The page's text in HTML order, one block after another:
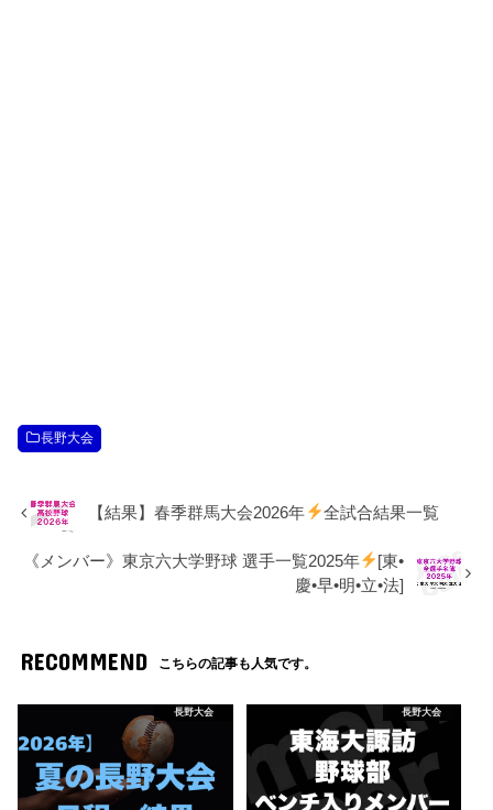
長野大会
【結果】春季群馬大会2026年 全試合結果一覧
《メンバー》東京六大学野球 選手一覧2025年
[東•
慶•早•明•立•法]
RECOMMEND こちらの記事も人気です。
長野大会 長野大会